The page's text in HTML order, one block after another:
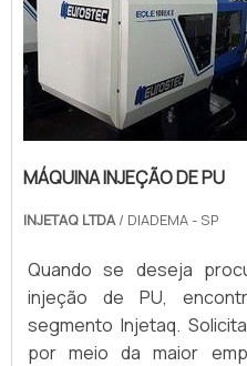
MÁQUINA INJEÇÃO DE PU
INJETAQ LTDA/ DIADEMA - SP
Quando se deseja
injeção de PU,
segmento Injetaq.
por meio da maior